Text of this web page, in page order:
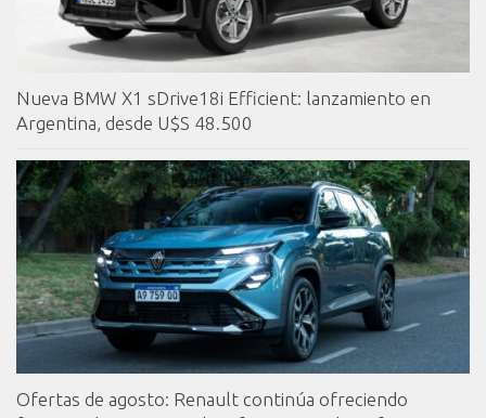
Nueva BMW X1 sDrive18i Efficient: lanzamiento en
Argentina, desde U$S 48.500
Ofertas de agosto: Renault continúa ofreciendo